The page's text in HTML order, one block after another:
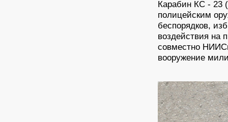
Карабин КС - 23
полицейским
беспорядков,
воздействия на
совместно
вооружение